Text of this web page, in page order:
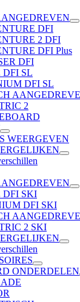
Français
DFI
2 DFI
DFI Plus
DFI
DFI SL
DFI SL
2
WEERGEVEN
DFI SKI
DFI SKI
2 SKI
ONDERDELEN